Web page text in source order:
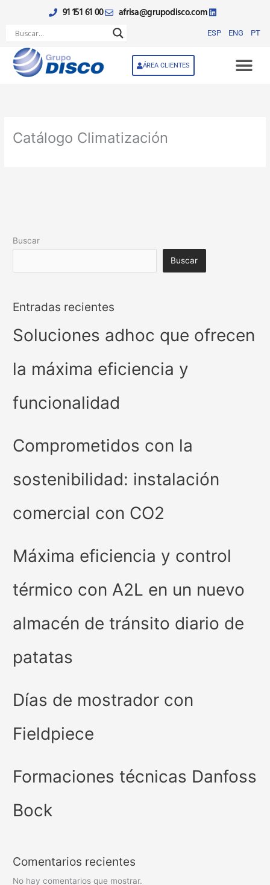
contenido
91 151 61 00 afrisa@grupodisco.com
ESP ENG PT
ÁREA CLIENTES
Catálogo Climatización
Buscar
Buscar
Entradas recientes
Soluciones adhoc que ofrecen
la máxima eficiencia y
funcionalidad
Comprometidos con la
sostenibilidad: instalación
comercial con CO2
Máxima eficiencia y control
térmico con A2L en un nuevo
almacén de tránsito diario de
patatas
Días de mostrador con
Fieldpiece
Formaciones técnicas Danfoss
Bock
Comentarios recientes
No hay comentarios que mostrar.